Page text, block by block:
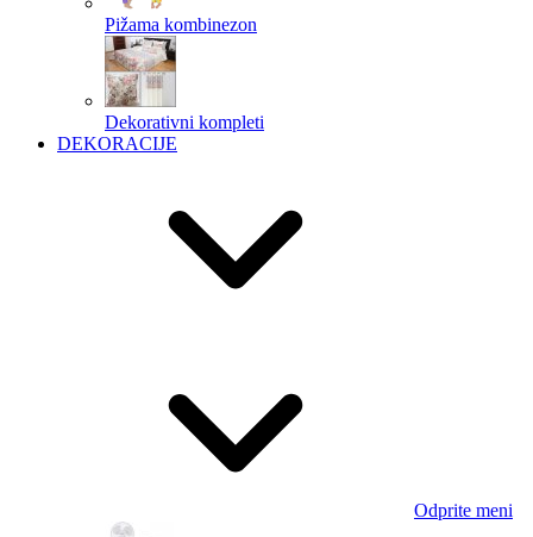
Pižama kombinezon
Dekorativni kompleti
DEKORACIJE
Odprite meni